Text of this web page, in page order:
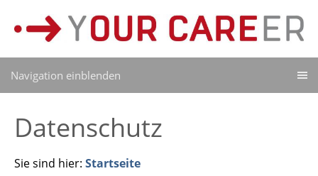
Navigation einblenden
Datenschutz
Sie sind hier: Startseite